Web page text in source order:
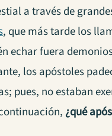
a través de
, que más tarde los
echar fuera
los apóstoles
pues, no estaban
¿qué